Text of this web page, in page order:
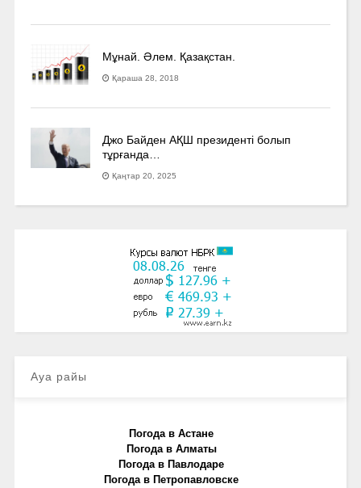
Мұнай. Әлем. Қазақстан.
Қараша 28, 2018
Джо Байден АҚШ президенті болып
тұрғанда…
Қаңтар 20, 2025
Ауа райы
Погода в Астане
Погода в Алматы
Погода в Павлодаре
Погода в Петропавловске